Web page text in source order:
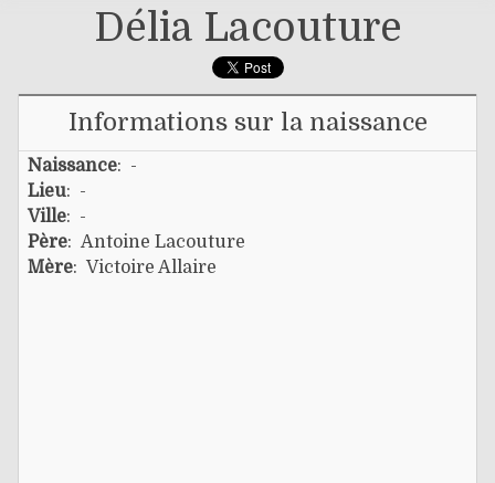
Délia Lacouture
Informations sur la naissance
Naissance: -
Lieu: -
Ville: -
Père: Antoine Lacouture
Mère: Victoire Allaire